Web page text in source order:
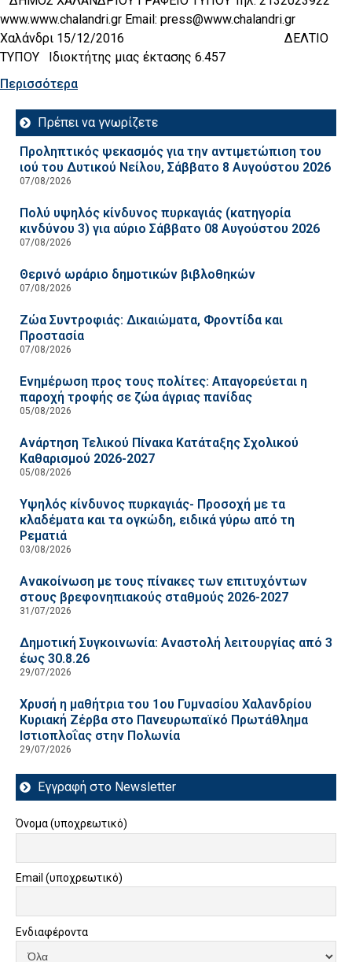
www.www.chalandri.gr Email: press@www.chalandri.gr
Χαλάνδρι 15/12/2016 ΔΕΛΤΙΟ
ΤΥΠΟΥ Ιδιοκτήτης μιας έκτασης 6.457
Περισσότερα
Πρέπει να γνωρίζετε
Προληπτικός ψεκασμός για την αντιμετώπιση του
ιού του Δυτικού Νείλου, Σάββατο 8 Αυγούστου 2026
07/08/2026
Πολύ υψηλός κίνδυνος πυρκαγιάς (κατηγορία
κινδύνου 3) για αύριο Σάββατο 08 Αυγούστου 2026
07/08/2026
Θερινό ωράριο δημοτικών βιβλοθηκών
07/08/2026
Ζώα Συντροφιάς: Δικαιώματα, Φροντίδα και
Προστασία
07/08/2026
Ενημέρωση προς τους πολίτες: Απαγορεύεται η
παροχή τροφής σε ζώα άγριας πανίδας
05/08/2026
Ανάρτηση Τελικού Πίνακα Κατάταξης Σχολικού
Καθαρισμού 2026-2027
05/08/2026
Υψηλός κίνδυνος πυρκαγιάς- Προσοχή με τα
κλαδέματα και τα ογκώδη, ειδικά γύρω από τη
Ρεματιά
03/08/2026
Ανακοίνωση με τους πίνακες των επιτυχόντων
στους βρεφονηπιακούς σταθμούς 2026-2027
31/07/2026
Δημοτική Συγκοινωνία: Αναστολή λειτουργίας από 3
έως 30.8.26
29/07/2026
Χρυσή η μαθήτρια του 1ου Γυμνασίου Χαλανδρίου
Κυριακή Ζέρβα στο Πανευρωπαϊκό Πρωτάθλημα
Ιστιοπλοΐας στην Πολωνία
29/07/2026
Εγγραφή στο Newsletter
Όνομα (υποχρεωτικό)
Email (υποχρεωτικό)
Ενδιαφέροντα